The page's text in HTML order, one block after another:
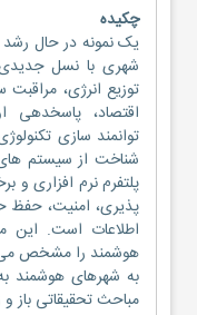
چکیده
یک نمونه در حال
شهری با نسل جدیدی
توزیع انرژی،
اقتصاد، پاسخدهی
توانمند سازی
شناخت از سیستم
پلتفرم نرم افزاری و
پذیری، امنیت،
اطلاعات است. این
هوشمند را مشخص می
مباحث تحقیقاتی باز